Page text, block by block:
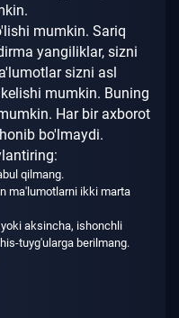
mumkin. Sariq
yangiliklar, sizni
sizni asl
mumkin. Buning
Har bir axborot
bo'lmaydi.
qilmang.
ma'lumotlarni ikki marta
aksincha, ishonchli
tuyg'ularga berilmang.